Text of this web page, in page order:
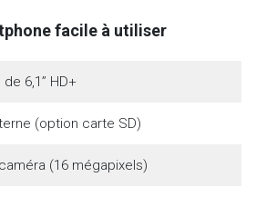
facile à utiliser
6,1’’ HD+
(option carte SD)
(16 mégapixels)